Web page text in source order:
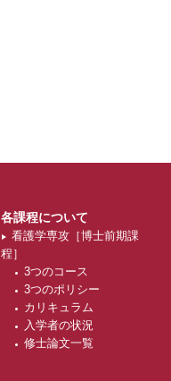
各課程について
看護学専攻［博士前期課
程］
3つのコース
3つのポリシー
カリキュラム
入学者の状況
修士論文一覧